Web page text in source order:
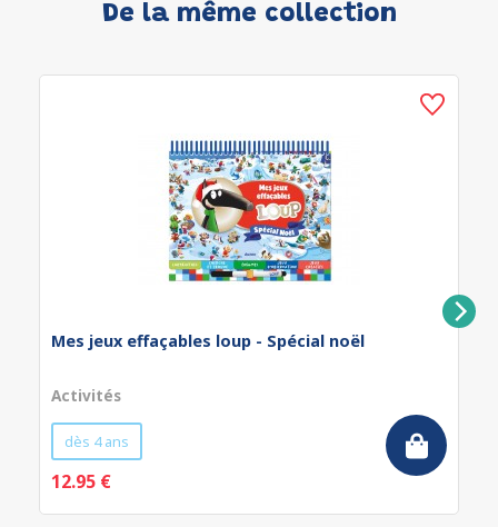
De la même collection
Mes jeux effaçables loup - Spécial noël
Activités
dès 4 ans
12.95 €